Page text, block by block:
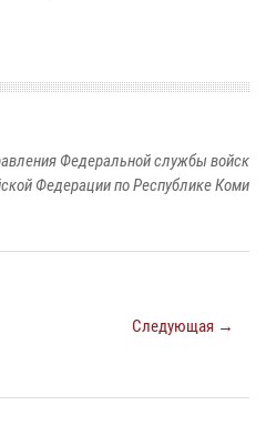
Федеральной службы войск
Федерации по Республике Коми
Следующая →